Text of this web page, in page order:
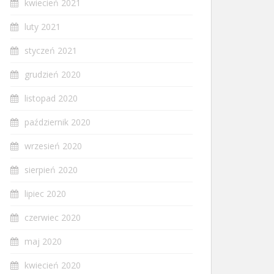
kwiecień 2021
luty 2021
styczeń 2021
grudzień 2020
listopad 2020
październik 2020
wrzesień 2020
sierpień 2020
lipiec 2020
czerwiec 2020
maj 2020
kwiecień 2020